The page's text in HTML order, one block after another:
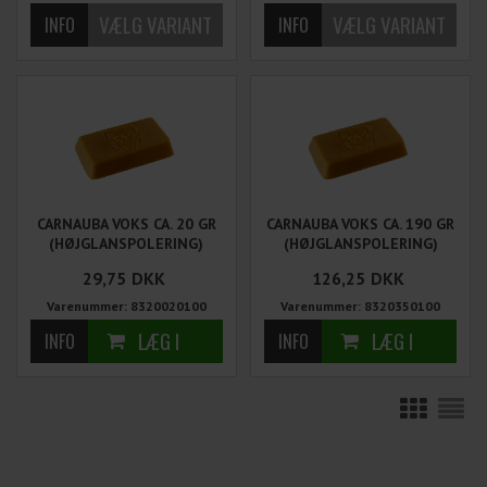
CARNAUBA VOKS CA. 20 GR
(HØJGLANSPOLERING)
29,75 DKK
Varenummer: 8320020100
CARNAUBA VOKS CA. 190 GR
(HØJGLANSPOLERING)
126,25 DKK
Varenummer: 8320350100